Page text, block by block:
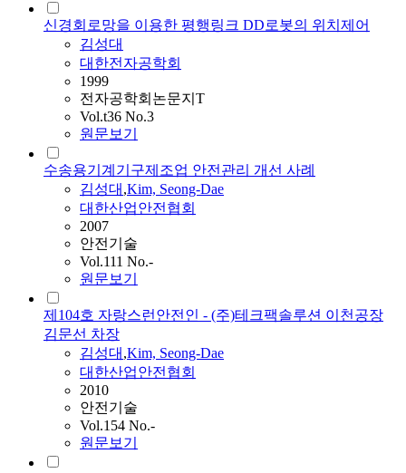
신경회로망을 이용한 평행링크 DD로봇의 위치제어
김성대
대한전자공학회
1999
전자공학회논문지T
Vol.t36 No.3
원문보기
수송용기계기구제조업 안전관리 개선 사례
김성대 ,Kim, Seong-Dae
대한산업안전협회
2007
안전기술
Vol.111 No.-
원문보기
제104호 자랑스런안전인 - (주)테크팩솔루션 이천공장
김문선 차장
김성대 ,Kim, Seong-Dae
대한산업안전협회
2010
안전기술
Vol.154 No.-
원문보기